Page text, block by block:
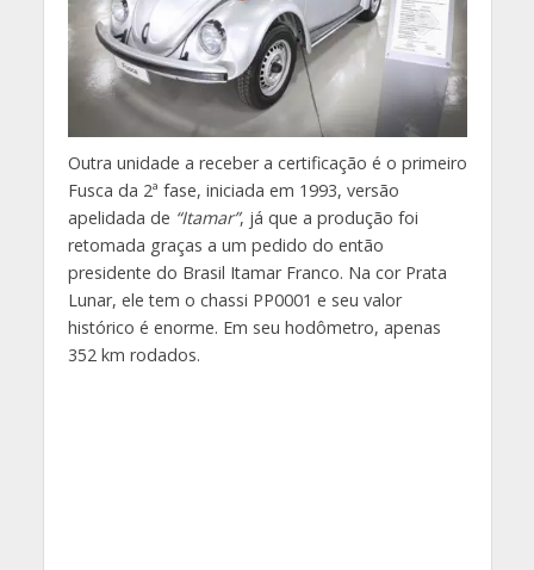
Outra unidade a receber a certificação é o primeiro
Fusca da 2ª fase, iniciada em 1993, versão
apelidada de “Itamar”, já que a produção foi
retomada graças a um pedido do então
presidente do Brasil Itamar Franco. Na cor Prata
Lunar, ele tem o chassi PP0001 e seu valor
histórico é enorme. Em seu hodômetro, apenas
352 km rodados.